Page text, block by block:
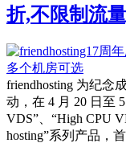
折,不限制流
friendhosting 为纪念
动，在 4 月 20 日至
VDS”、“High CPU
hosting”系列产品，